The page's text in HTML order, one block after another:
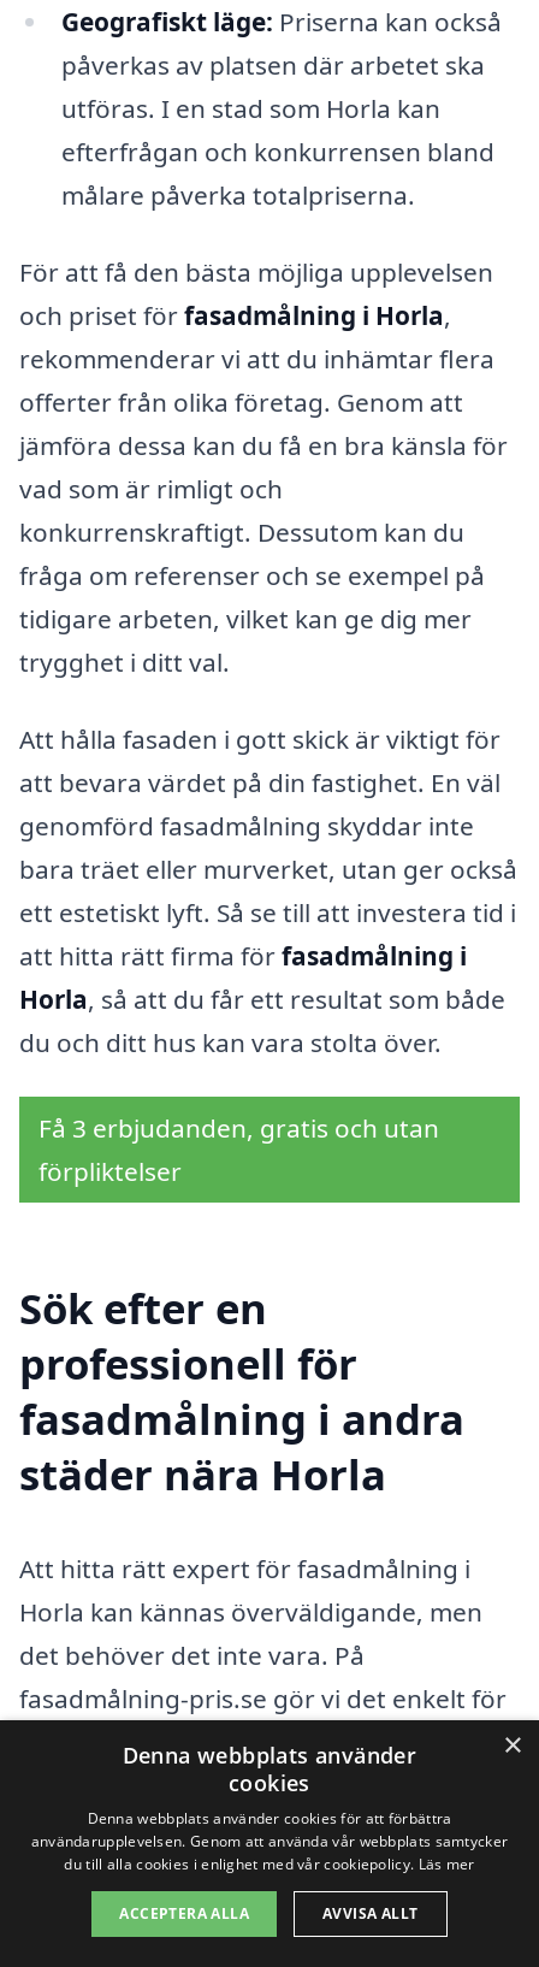
Geografiskt läge: Priserna kan också
påverkas av platsen där arbetet ska
utföras. I en stad som Horla kan
efterfrågan och konkurrensen bland
målare påverka totalpriserna.
För att få den bästa möjliga upplevelsen
och priset förfasadmålning i Horla,
rekommenderar vi att du inhämtar flera
offerter från olika företag. Genom att
jämföra dessa kan du få en bra känsla för
vad som är rimligt och
konkurrenskraftigt. Dessutom kan du
fråga om referenser och se exempel på
tidigare arbeten, vilket kan ge dig mer
trygghet i ditt val.
Att hålla fasaden i gott skick är viktigt för
att bevara värdet på din fastighet. En väl
genomförd fasadmålning skyddar inte
bara träet eller murverket, utan ger också
ett estetiskt lyft. Så se till att investera tid i
att hitta rätt firma förfasadmålning i
Horla, så att du får ett resultat som både
du och ditt hus kan vara stolta över.
Få 3 erbjudanden, gratis och utan
förpliktelser
Sök efter en
professionell för
fasadmålning i andra
städer nära Horla
Att hitta rätt expert för fasadmålning i
Horla kan kännas överväldigande, men
det behöver det inte vara. På
fasadmålning-pris.se gör vi det enkelt för
dig att hitta professionella måleriföretag i
ditt närområde. Vi erbjuder en plattform
där du kan jämföra priser och tjänster
från flera olika leverantörer. Om du inte
hittar ett passande företag direkt i Horla,
×
Denna webbplats använder
cookies
Denna webbplats använder cookies för att förbättra
användarupplevelsen. Genom att använda vår webbplats samtycker
du till alla cookies i enlighet med vår cookiepolicy. Läs mer
ACCEPTERA ALLA AVVISA ALLT